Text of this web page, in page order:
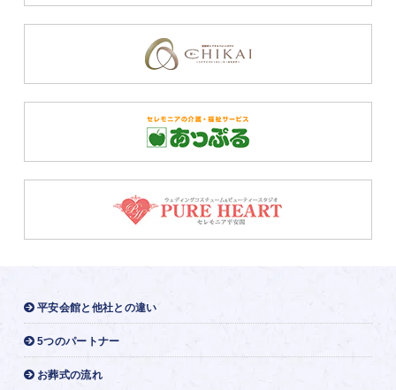
平安会館と他社との違い
5つのパートナー
お葬式の流れ